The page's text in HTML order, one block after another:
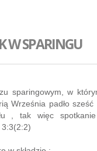
W SPARINGU
sparingowym, w
Września padło
, tak więc spotkanie